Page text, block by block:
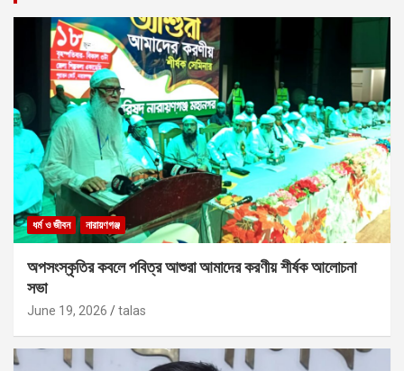
ধর্ম ও জীবন নারায়ণগঞ্জ
অপসংস্কৃতির কবলে পবিত্র আশুরা আমাদের করণীয় শীর্ষক আলোচনা
সভা
June 19, 2026 talas